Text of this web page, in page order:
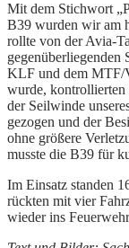
Mit dem Stichwort
B39 wurden wir am
rollte von der Avia-
KLF und dem MTF/
wurde, kontrollierten
der Seilwinde
gezogen und der
ohne größere
musste die B39 für
Im Einsatz standen
rückten mit vier
wieder ins